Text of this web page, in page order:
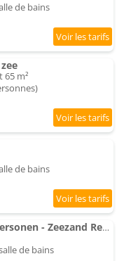
de bains
65 m²
de bains
Vakantiehuisje Zand 5 personen - Zeezand Recreatie
de bains